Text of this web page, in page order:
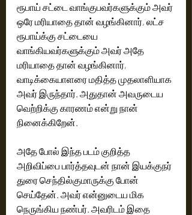
ரூபாய் சட்டை வாங்குபவர்களுக்கும் அவர்
ஒரே மரியாதை தான் வழங்கினார், லட்ச
ரூபாய்க்கு சட்டையை
வாங்கியவர்களுக்கும் அவர் அதே
மரியாதை தான் வழங்கினார்,
வாடிக்கையாளரை மதித்த முதலாளியாக
அவர் இருந்தார். அதுதான் அவருடைய
வெற்றிக்கு காரணம் என்று நான்
நினைக்கிறேன்.
அதே போல் இந்த படம் குறித்த
அறிவிப்பை பார்த்தவுடன் நான் இயக்குநர்
துரை செந்தில்குமாருக்கு போன்
செய்தேன். அவர் என்னுடைய மிக
நெருங்கிய நண்பர். அவரிடம் இதை